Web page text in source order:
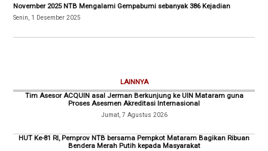
November 2025 NTB Mengalami Gempabumi sebanyak 386 Kejadian
Senin, 1 Desember 2025
LAINNYA
Tim Asesor ACQUIN asal Jerman Berkunjung ke UIN Mataram guna
Proses Asesmen Akreditasi Internasional
Jumat, 7 Agustus 2026
HUT Ke-81 RI, Pemprov NTB bersama Pempkot Mataram Bagikan Ribuan
Bendera Merah Putih kepada Masyarakat